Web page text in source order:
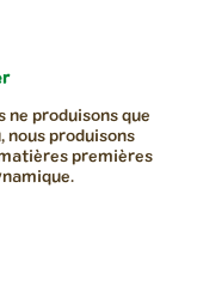
ne produisons que
nous produisons
premières